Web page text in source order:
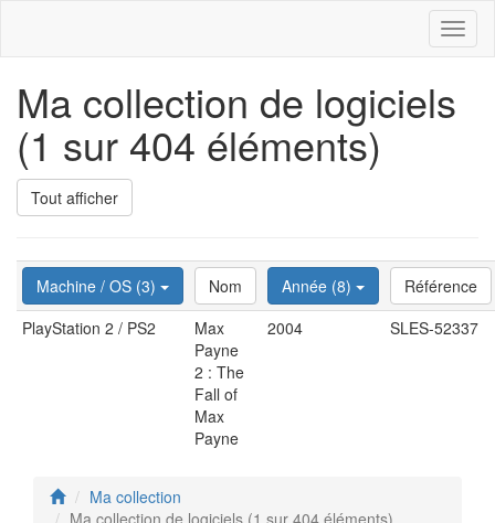
Ma collection de logiciels
(1 sur 404 éléments)
Tout afficher
Machine / OS (3) Nom Année (8)
Référence
PlayStation 2 / PS2
Max
Payne
2 : The
Fall of
Max
Payne
2004 SLES-52337
Ma collection
Ma collection de logiciels (1 sur 404 éléments)